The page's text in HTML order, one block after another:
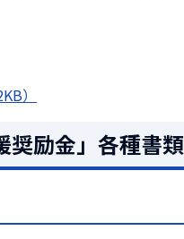
）
奨励金」各種書類